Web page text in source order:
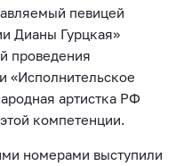
певицей
Дианы Гурцкая»
проведения
«Исполнительское
артистка РФ
компетенции.
номерами выступили